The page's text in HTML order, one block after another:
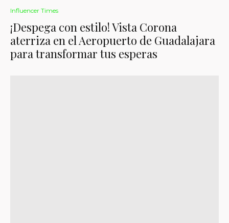
Influencer Times
¡Despega con estilo! Vista Corona
aterriza en el Aeropuerto de Guadalajara
para transformar tus esperas